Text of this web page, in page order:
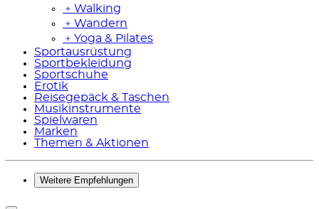
﹢ Walking
﹢ Wandern
﹢ Yoga & Pilates
Sportausrüstung
Sportbekleidung
Sportschuhe
Erotik
Reisegepäck & Taschen
Musikinstrumente
Spielwaren
Marken
Themen & Aktionen
Weitere Empfehlungen